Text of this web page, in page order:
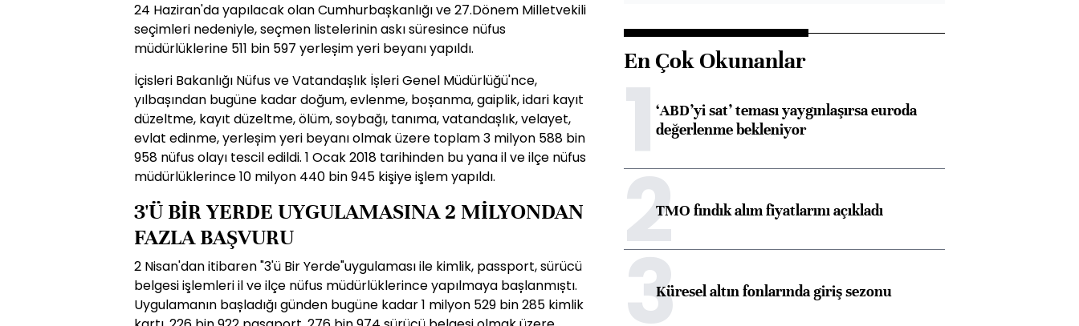
24 Haziran'da yapılacak olan Cumhurbașkanlığı ve 27.Dönem Milletvekili
seçimleri nedeniyle, seçmen listelerinin askı süresince nüfus
müdürlüklerine 511 bin 597 yerleșim yeri beyanı yapıldı.
İçisleri Bakanlığı Nüfus ve Vatandașlık İșleri Genel Müdürlüğü'nce,
yılbașından bugüne kadar doğum, evlenme, boșanma, gaiplik, idari kayıt
düzeltme, kayıt düzeltme, ölüm, soybağı, tanıma, vatandașlık, velayet,
evlat edinme, yerleșim yeri beyanı olmak üzere toplam 3 milyon 588 bin
958 nüfus olayı tescil edildi. 1 Ocak 2018 tarihinden bu yana il ve ilçe nüfus
müdürlüklerince 10 milyon 440 bin 945 kişiye işlem yapıldı.
3'Ü BİR YERDE UYGULAMASINA 2 MİLYONDAN
FAZLA BAŞVURU
2 Nisan'dan itibaren "3'ü Bir Yerde"uygulaması ile kimlik, passport, sürücü
belgesi işlemleri il ve ilçe nüfus müdürlüklerince yapılmaya bașlanmıștı.
Uygulamanın bașladığı günden bugüne kadar 1 milyon 529 bin 285 kimlik
En Çok Okunanlar
1‘ABD’yi sat’ teması yaygınlaşırsa euroda
değerlenme bekleniyor
2TMO fındık alım fiyatlarını açıkladı
3Küresel altın fonlarında giriş sezonu